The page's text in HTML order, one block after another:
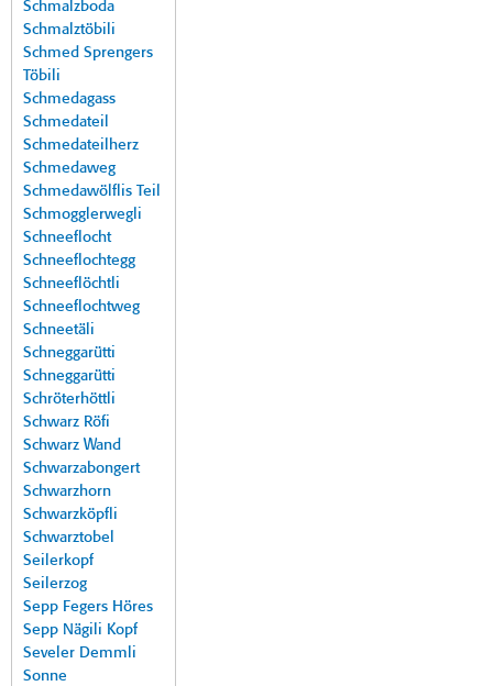
Schmalzboda
Schmalztöbili
Schmed Sprengers
Töbili
Schmedagass
Schmedateil
Schmedateilherz
Schmedaweg
Schmedawölflis Teil
Schmogglerwegli
Schneeflocht
Schneeflochtegg
Schneeflöchtli
Schneeflochtweg
Schneetäli
Schneggarütti
Schneggarütti
Schröterhöttli
Schwarz Röfi
Schwarz Wand
Schwarzabongert
Schwarzhorn
Schwarzköpfli
Schwarztobel
Seilerkopf
Seilerzog
Sepp Fegers Höres
Sepp Nägili Kopf
Seveler Demmli
Sonne